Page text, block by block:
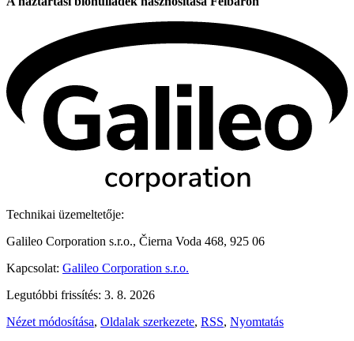
Technikai üzemeltetője:
Galileo Corporation s.r.o., Čierna Voda 468, 925 06
Kapcsolat: Galileo Corporation s.r.o.
Legutóbbi frissítés: 3. 8. 2026
Nézet módosítása, Oldalak szerkezete, RSS, Nyomtatás